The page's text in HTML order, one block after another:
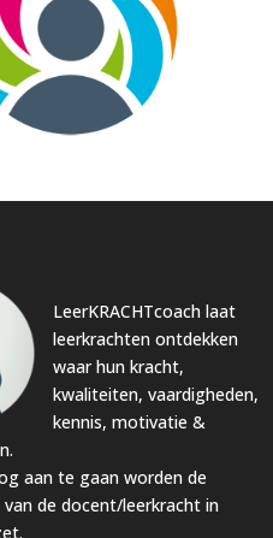
LeerKRACHTcoach laat
leerkrachten ontdekken
waar hun kracht,
kwaliteiten, vaardigheden,
kennis, motivatie &
aan te gaan worden de
de docent/leerkracht in